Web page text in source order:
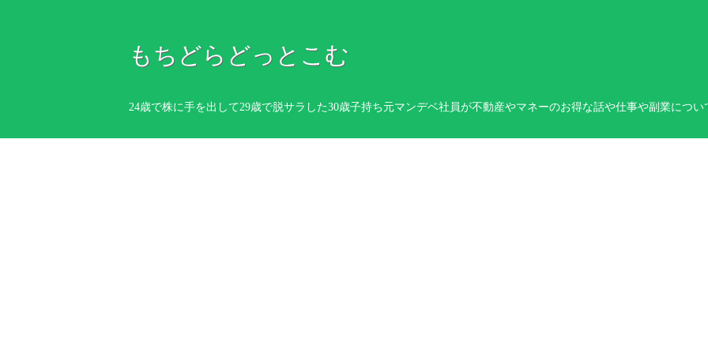
もちどらどっとこむ
24歳で株に手を出して29歳で脱サラした30歳子持ち元マンデベ社員が不動産やマネーのお得な話や仕事や副業につ